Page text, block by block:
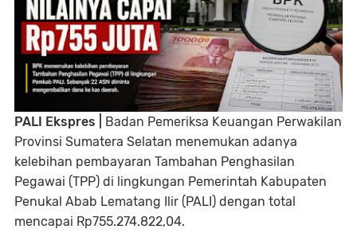
PALI Ekspres | Badan Pemeriksa Keuangan Perwakilan
Provinsi Sumatera Selatan menemukan adanya
kelebihan pembayaran Tambahan Penghasilan
Pegawai (TPP) di lingkungan Pemerintah Kabupaten
Penukal Abab Lematang Ilir (PALI) dengan total
mencapai Rp755.274.822,04.